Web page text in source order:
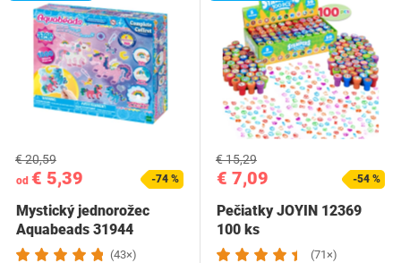
od € 5,39
€ 20,59
-74 %
Mystický jednorožec
Aquabeads 31944
(43×)
€ 7,09
€ 15,29
-54 %
Pečiatky JOYIN 12369
100 ks
(71×)